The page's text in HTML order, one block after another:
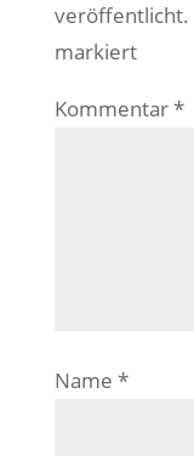
veröffentlicht.
markiert
Kommentar*
Name *